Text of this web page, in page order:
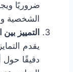
ضروريًا
الشخصية
التمييز
يقدم
دقيقًا حول